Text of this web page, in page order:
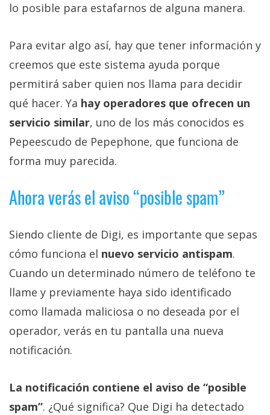
lo posible para estafarnos de alguna manera.
Para evitar algo así, hay que tener información y
creemos que este sistema ayuda porque
permitirá saber quien nos llama para decidir
qué hacer. Ya hay operadores que ofrecen un
servicio similar, uno de los más conocidos es
Pepeescudo de Pepephone, que funciona de
forma muy parecida.
Ahora verás el aviso “posible spam”
Siendo cliente de Digi, es importante que sepas
cómo funciona el nuevo servicio antispam.
Cuando un determinado número de teléfono te
llame y previamente haya sido identificado
como llamada maliciosa o no deseada por el
operador, verás en tu pantalla una nueva
notificación.
La notificación contiene el aviso de “posible
spam”. ¿Qué significa? Que Digi ha detectado